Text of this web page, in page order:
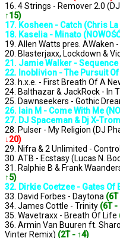
16. 4 Strings - Remover 2.0
↑15)
17. Kosheen - Catch (Chris La
18. Kaselia - Minato
19. Allen Watts pres. AWaken
20. Blasterjaxx, Lockdown &
21. Jamie Walker - Sequence
22. Inoblivion - The Pursuit
23. h.x.e. - First Breath Of A
24. Balthazar & JackRock - In
25. Dawnseekers - Gothic
26. Iain M - Come With Me
27. DJ Spaceman & Dj X-
28. Pulser - My Religion (DJ
↓20)
29. Nifra & 2 Unlimited -
30. ATB - Ecstasy (Lucas N.
31. Ralphie B & Frank
↑5)
32. Dirkie Coetzee - Gates Of
33. David Forbes - Daytona
34. James Cottle - Trinity (6T -
35. Wavetraxx - Breath Of Life
36. Armin Van Buuren ft.
Vinter Remix) (2T - ↑4)